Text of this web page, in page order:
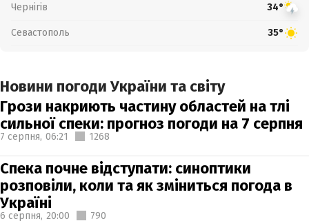
Чернігів 34°
Севастополь 35°
Новини погоди України та світу
Грози накриють частину областей на тлі
сильної спеки: прогноз погоди на 7 серпня
7 серпня, 06:21 1268
Спека почне відступати: синоптики
розповіли, коли та як зміниться погода в
Україні
6 серпня, 20:00 790